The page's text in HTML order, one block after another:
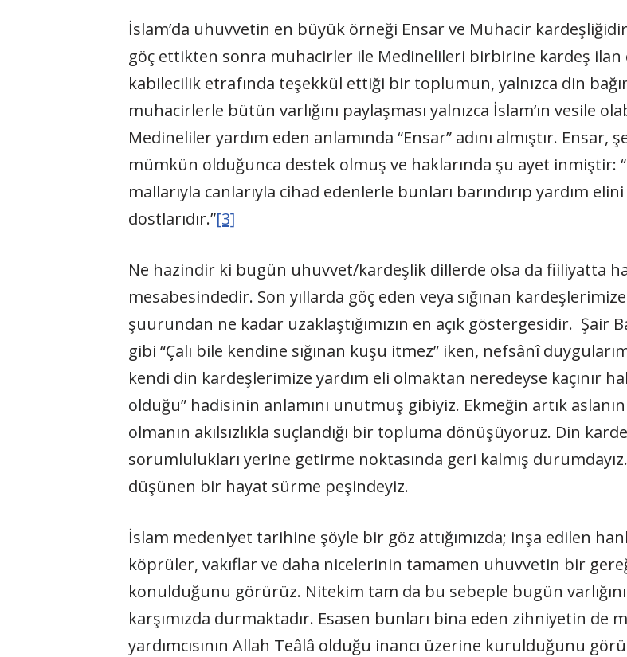
İslam’da uhuvvetin en büyük örneği Ensar ve Muhacir
göç ettikten sonra muhacirler ile Medinelileri birbirine kardeş
kabilecilik etrafında teşekkül ettiği bir toplumun, yalnızca din
muhacirlerle bütün varlığını paylaşması yalnızca İslam’ın vesile
Medineliler yardım eden anlamında “Ensar” adını almıştır.
mümkün olduğunca destek olmuş ve haklarında şu ayet inmiştir:
mallarıyla canlarıyla cihad edenlerle bunları barındırıp yardım
dostlarıdır.”[3]
Ne hazindir ki bugün uhuvvet/kardeşlik dillerde olsa da fiiliyatta
mesabesindedir. Son yıllarda göç eden veya sığınan
şuurundan ne kadar uzaklaştığımızın en açık göstergesidir. Şair
gibi “Çalı bile kendine sığınan kuşu itmez” iken, nefsânî
kendi din kardeşlerimize yardım eli olmaktan neredeyse kaçınır
olduğu” hadisinin anlamını unutmuş gibiyiz. Ekmeğin artık
olmanın akılsızlıkla suçlandığı bir topluma dönüşüyoruz. Din
sorumlulukları yerine getirme noktasında geri kalmış
düşünen bir hayat sürme peşindeyiz.
İslam medeniyet tarihine şöyle bir göz attığımızda; inşa edilen
köprüler, vakıflar ve daha nicelerinin tamamen uhuvvetin bir
konulduğunu görürüz. Nitekim tam da bu sebeple bugün
karşımızda durmaktadır. Esasen bunları bina eden zihniyetin de
yardımcısının Allah Teâlâ olduğu inancı üzerine kurulduğunu